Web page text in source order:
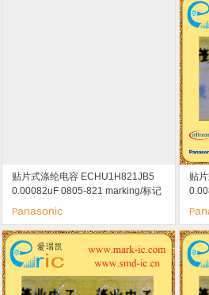
贴片式涤纶电容 ECHU1H821JB5
0.00082uF 0805-821 marking/标记
Panasonic
贴
P